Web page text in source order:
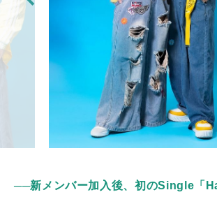
──新メンバー加入後、初のSingle「